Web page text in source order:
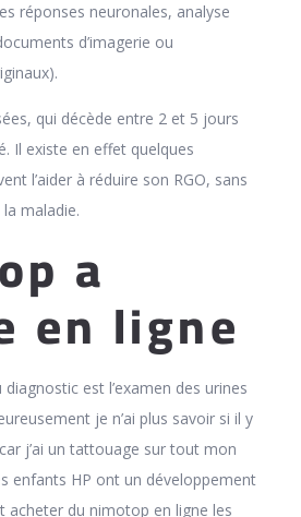
réponses neuronales, analyse
d’imagerie ou
qui décède entre 2 et 5 jours
Il existe en effet quelques
l’aider à réduire son RGO, sans
maladie.
a
en ligne
diagnostic est l’examen des urines
je n’ai plus savoir si il y
j’ai un tattouage sur tout mon
enfants HP ont un développement
acheter du nimotop en ligne les